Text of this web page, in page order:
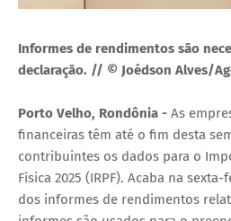
Informes de rendimentos são
declaração. // © Joédson Alves/
Porto Velho, Rondônia - As
financeiras têm até o fim desta
contribuintes os dados para o
Física 2025 (IRPF). Acaba na
dos informes de rendimentos